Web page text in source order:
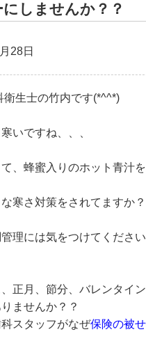
しませんか？？
28日
衛生士の竹内です(*^^*)
いですね、、、
、蜂蜜入りのホット青汁
寒さ対策をされてますか？
理には気をつけてください
正月、節分、バレンタイ
ませんか？？
スタッフがなぜ保険の被